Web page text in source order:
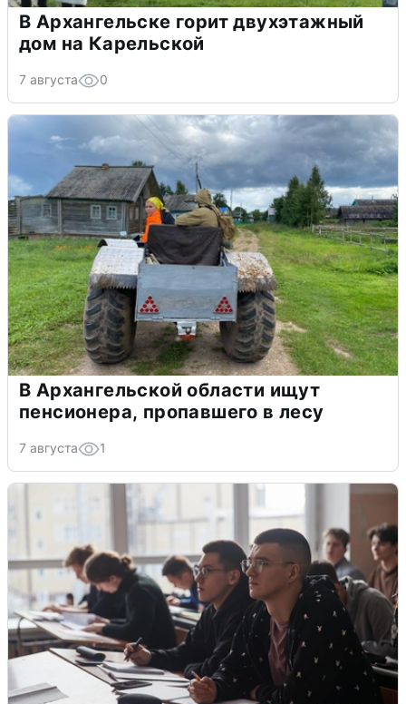
В Архангельске горит двухэтажный
дом на Карельской
7 августа 0
В Архангельской области ищут
пенсионера, пропавшего в лесу
7 августа 1